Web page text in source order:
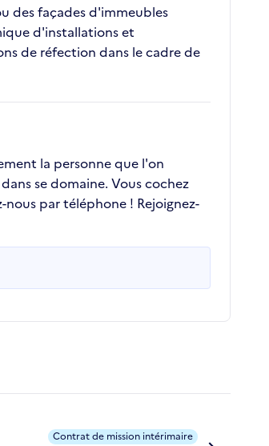
des façades d'immeubles
d'installations et
de réfection dans le cadre de
la personne que l'on
se domaine. Vous cochez
par téléphone ! Rejoignez-
Contrat de mission intérimaire